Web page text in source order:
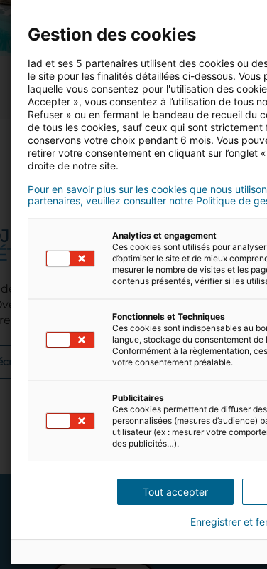
IMMOBILIER
?
votre projet, un conseiller*
spécialiste de l'achat
contact avec vous !
mon projet
Gestion des cookies
Iad et ses 5 partenaires utilisent des cookies ou
le site pour les finalités détaillées ci-dessous.
laquelle vous consentez pour l'utilisation des
Accepter », vous consentez à l’utilisation de tous
Refuser » ou en fermant le bandeau de recueil du
de tous les cookies, sauf ceux qui sont
conservons votre choix pendant 6 mois. Vous
retirer votre consentement en cliquant sur l’onglet
droite de notre site.
Pour en savoir plus sur les cookies que nous
partenaires, veuillez consulter notre Politique de
Analytics et engagement
Ces cookies sont utilisés pour
d’optimiser le site et de mieux
mesurer le nombre de visites et les
contenus présentés, vérifier si les
Fonctionnels et Techniques
Ces cookies sont indispensables au
langue, stockage du consentement de
Conformément à la règlementation,
votre consentement préalable.
Publicitaires
Ces cookies permettent de diffuser
personnalisées (mesures d’audience)
utilisateur (ex : mesurer votre
des publicités…).
Tout accepter
Enregistrer et